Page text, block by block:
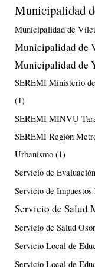
Municipalidad
Municipalidad de
Municipalidad de
Municipalidad de
SEREMI Ministerio
(1)
SEREMI MINVU
SEREMI Región
Urbanismo (1)
Servicio de
Servicio de Impuestos
Servicio de Salud
Servicio de Salud
Servicio Local de
Servicio Local de